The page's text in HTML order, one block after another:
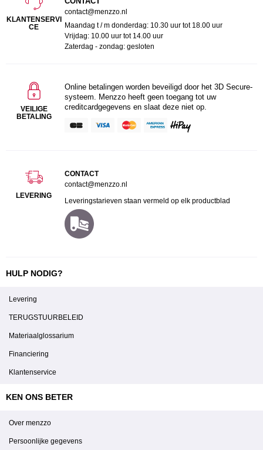
KLANTENSERVI
CE
contact@menzzo.nl
Maandag t / m donderdag: 10.30 uur tot 18.00 uur
Vrijdag: 10.00 uur tot 14.00 uur
Zaterdag - zondag: gesloten
VEILIGE
BETALING
Online betalingen worden beveiligd door het 3D Secure-
systeem. Menzzo heeft geen toegang tot uw
creditcardgegevens en slaat deze niet op.
LEVERING
CONTACT
contact@menzzo.nl
Leveringstarieven staan vermeld op elk productblad
HULP NODIG?
Levering
TERUGSTUURBELEID
Materiaalglossarium
Financiering
Klantenservice
KEN ONS BETER
Over menzzo
Persoonlijke gegevens